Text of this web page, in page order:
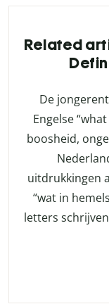
Related
De
Engelse
boosheid,
uitdrukkingen
“wat in
letters